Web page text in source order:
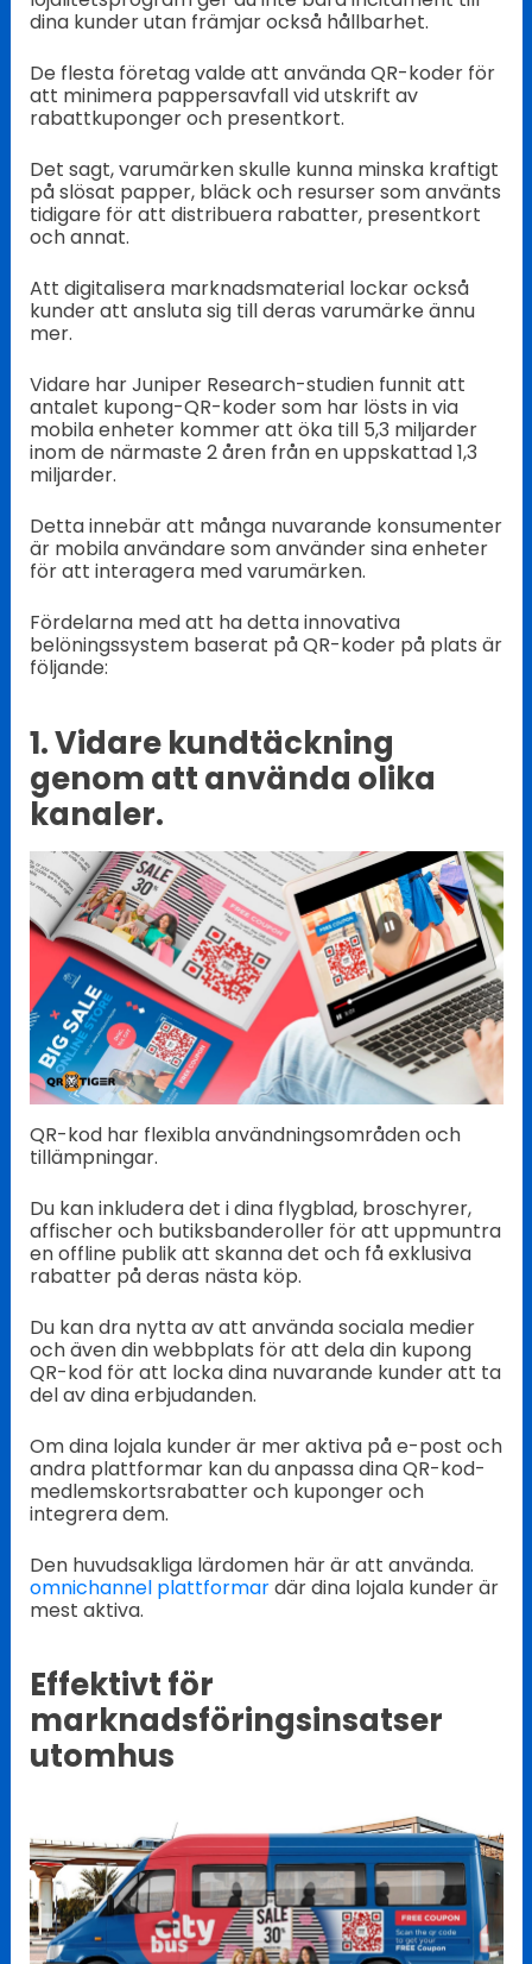
dina kunder utan främjar också hållbarhet.
De flesta företag valde att använda QR-koder för
att minimera pappersavfall vid utskrift av
rabattkuponger och presentkort.
Det sagt, varumärken skulle kunna minska kraftigt
på slösat papper, bläck och resurser som använts
tidigare för att distribuera rabatter, presentkort
och annat.
Att digitalisera marknadsmaterial lockar också
kunder att ansluta sig till deras varumärke ännu
mer.
Vidare har Juniper Research-studien funnit att
antalet kupong-QR-koder som har lösts in via
mobila enheter kommer att öka till 5,3 miljarder
inom de närmaste 2 åren från en uppskattad 1,3
miljarder.
Detta innebär att många nuvarande konsumenter
är mobila användare som använder sina enheter
för att interagera med varumärken.
Fördelarna med att ha detta innovativa
belöningssystem baserat på QR-koder på plats är
följande:
1. Vidare kundtäckning
genom att använda olika
kanaler.
QR-kod har flexibla användningsområden och
tillämpningar.
Du kan inkludera det i dina flygblad, broschyrer,
affischer och butiksbanderoller för att uppmuntra
en offline publik att skanna det och få exklusiva
rabatter på deras nästa köp.
Du kan dra nytta av att använda sociala medier
och även din webbplats för att dela din kupong
QR-kod för att locka dina nuvarande kunder att ta
del av dina erbjudanden.
Om dina lojala kunder är mer aktiva på e-post och
andra plattformar kan du anpassa dina QR-kod-
medlemskortsrabatter och kuponger och
integrera dem.
Den huvudsakliga lärdomen här är att använda.
omnichannel plattformardär dina lojala kunder är
mest aktiva.
Effektivt för
marknadsföringsinsatser
utomhus